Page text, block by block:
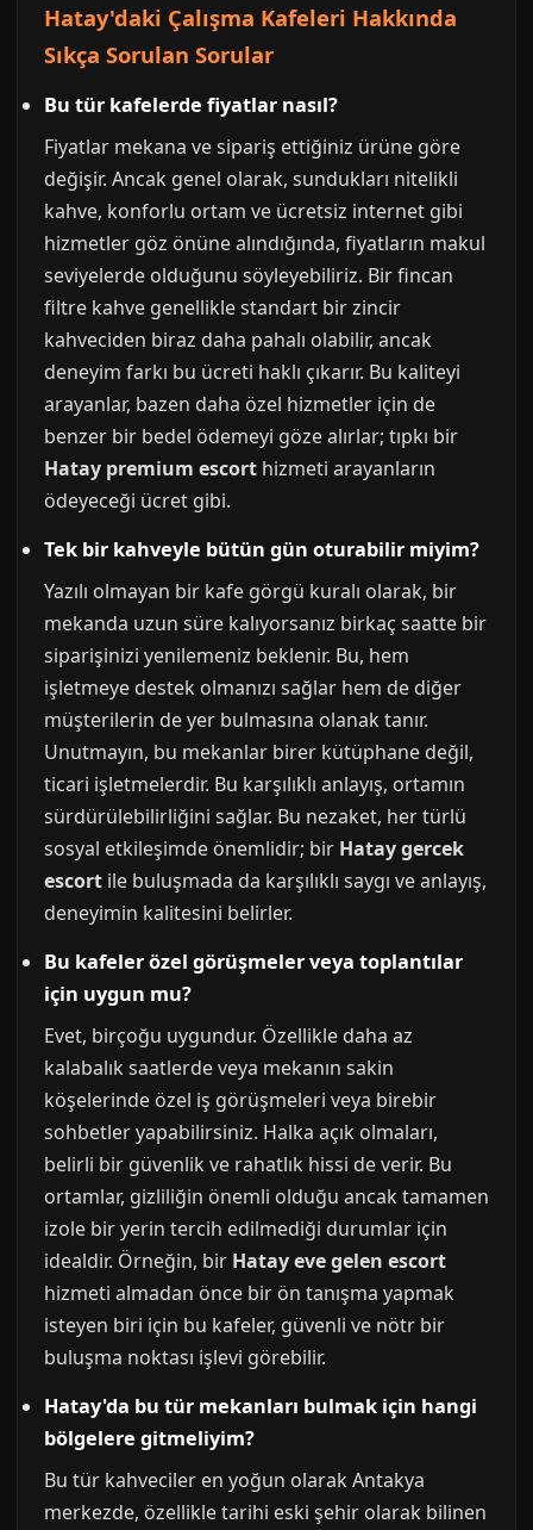
Hatay'daki Çalışma Kafeleri Hakkında
Sıkça Sorulan Sorular
Bu tür kafelerde fiyatlar nasıl?
Fiyatlar mekana ve sipariş ettiğiniz ürüne göre
değişir. Ancak genel olarak, sundukları nitelikli
kahve, konforlu ortam ve ücretsiz internet gibi
hizmetler göz önüne alındığında, fiyatların makul
seviyelerde olduğunu söyleyebiliriz. Bir fincan
filtre kahve genellikle standart bir zincir
kahveciden biraz daha pahalı olabilir, ancak
deneyim farkı bu ücreti haklı çıkarır. Bu kaliteyi
arayanlar, bazen daha özel hizmetler için de
benzer bir bedel ödemeyi göze alırlar; tıpkı bir
Hatay premium escort hizmeti arayanların
ödeyeceği ücret gibi.
Tek bir kahveyle bütün gün oturabilir miyim?
Yazılı olmayan bir kafe görgü kuralı olarak, bir
mekanda uzun süre kalıyorsanız birkaç saatte bir
siparişinizi yenilemeniz beklenir. Bu, hem
işletmeye destek olmanızı sağlar hem de diğer
müşterilerin de yer bulmasına olanak tanır.
Unutmayın, bu mekanlar birer kütüphane değil,
ticari işletmelerdir. Bu karşılıklı anlayış, ortamın
sürdürülebilirliğini sağlar. Bu nezaket, her türlü
sosyal etkileşimde önemlidir; bir Hatay gercek
escort ile buluşmada da karşılıklı saygı ve anlayış,
deneyimin kalitesini belirler.
Bu kafeler özel görüşmeler veya toplantılar
için uygun mu?
Evet, birçoğu uygundur. Özellikle daha az
kalabalık saatlerde veya mekanın sakin
köşelerinde özel iş görüşmeleri veya birebir
sohbetler yapabilirsiniz. Halka açık olmaları,
belirli bir güvenlik ve rahatlık hissi de verir. Bu
ortamlar, gizliliğin önemli olduğu ancak tamamen
izole bir yerin tercih edilmediği durumlar için
idealdir. Örneğin, bir Hatay eve gelen escort
hizmeti almadan önce bir ön tanışma yapmak
isteyen biri için bu kafeler, güvenli ve nötr bir
buluşma noktası işlevi görebilir.
Hatay'da bu tür mekanları bulmak için hangi
bölgelere gitmeliyim?
Bu tür kahveciler en yoğun olarak Antakya
merkezde, özellikle tarihi eski şehir olarak bilinen